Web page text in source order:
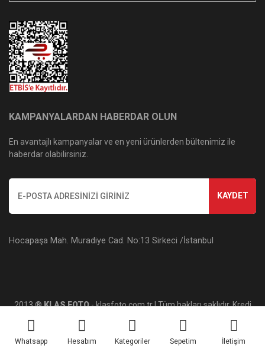
Whatsapp Hesabım Kategoriler Sepetim İletişim
KAMPANYALARDAN HABERDAR OLUN
En avantajlı kampanyalar ve en yeni ürünlerden bültenimiz ile
haberdar olabilirsiniz.
KAYDET
Hocapaşa Mah. Muradiye Cad. No:13 Sirkeci /İstanbul
2013 ®KLAS FOTO- klasfoto.com.tr | Tüm hakları saklıdır. Kredi